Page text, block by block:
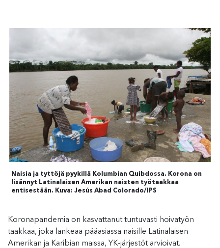
Naisia ja tyttöjä pyykillä Kolumbian Quibdossa. Korona on
lisännyt Latinalaisen Amerikan naisten työtaakkaa
entisestään. Kuva: Jesús Abad Colorado/IPS
Koronapandemia on kasvattanut tuntuvasti hoivatyön
taakkaa, joka lankeaa pääasiassa naisille Latinalaisen
Amerikan ja Karibian maissa, YK-järjestöt arvioivat.